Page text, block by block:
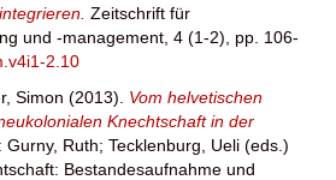
Zeitschrift für
und -management, 4 (1-2), pp. 106-
2.10
Simon (2013). Vom helvetischen
Knechtschaft in der
Gurny, Ruth; Tecklenburg, Ueli (eds.)
Bestandesaufnahme und